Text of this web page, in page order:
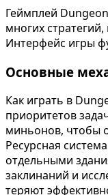
Геймплей
многих
Интерфейс игры
Основные
Как играть в
приоритетов
миньонов, чтобы
Ресурсная
отдельными
заклинаний и
теряют